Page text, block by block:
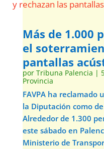
Más de 1.000
el
pantallas
por Tribuna Palencia |
Provincia
FAVPA ha reclamado
la Diputación como
Alrededor de 1.300
este sábado en
Ministerio de